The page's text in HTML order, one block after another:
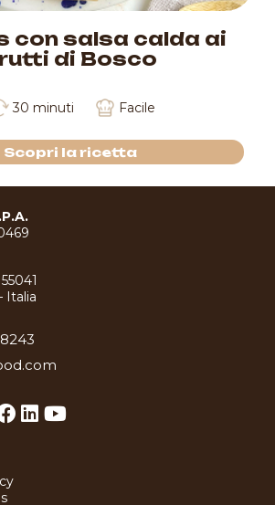
con salsa calda ai
di Bosco
30 minuti Facile
Scopri la ricetta
Italia